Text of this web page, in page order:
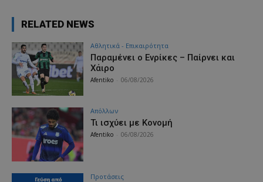
RELATED NEWS
Αθλητικά - Επικαιρότητα
Παραμένει ο Ενρίκες – Παίρνει και
Χάιρο
Afentiko 06/08/2026
Απόλλων
Τι ισχύει με Κονομή
Afentiko 06/08/2026
Προτάσεις